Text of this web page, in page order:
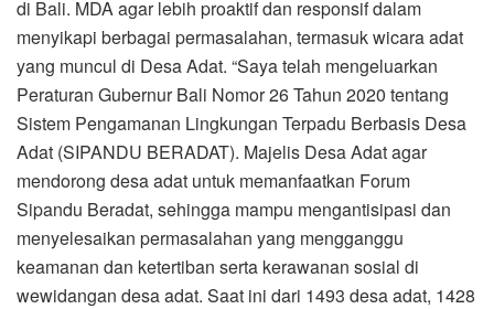
di Bali. MDA agar lebih proaktif dan responsif dalam
menyikapi berbagai permasalahan, termasuk wicara adat
yang muncul di Desa Adat. “Saya telah mengeluarkan
Peraturan Gubernur Bali Nomor 26 Tahun 2020 tentang
Sistem Pengamanan Lingkungan Terpadu Berbasis Desa
Adat (SIPANDU BERADAT). Majelis Desa Adat agar
mendorong desa adat untuk memanfaatkan Forum
Sipandu Beradat, sehingga mampu mengantisipasi dan
menyelesaikan permasalahan yang mengganggu
keamanan dan ketertiban serta kerawanan sosial di
wewidangan desa adat. Saat ini dari 1493 desa adat, 1428